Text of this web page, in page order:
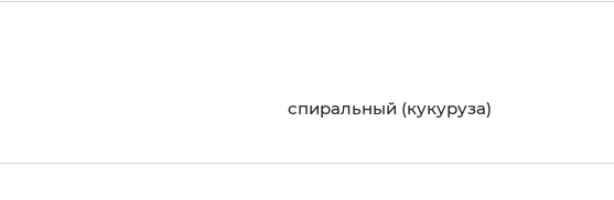
спиральный (кукуруза)